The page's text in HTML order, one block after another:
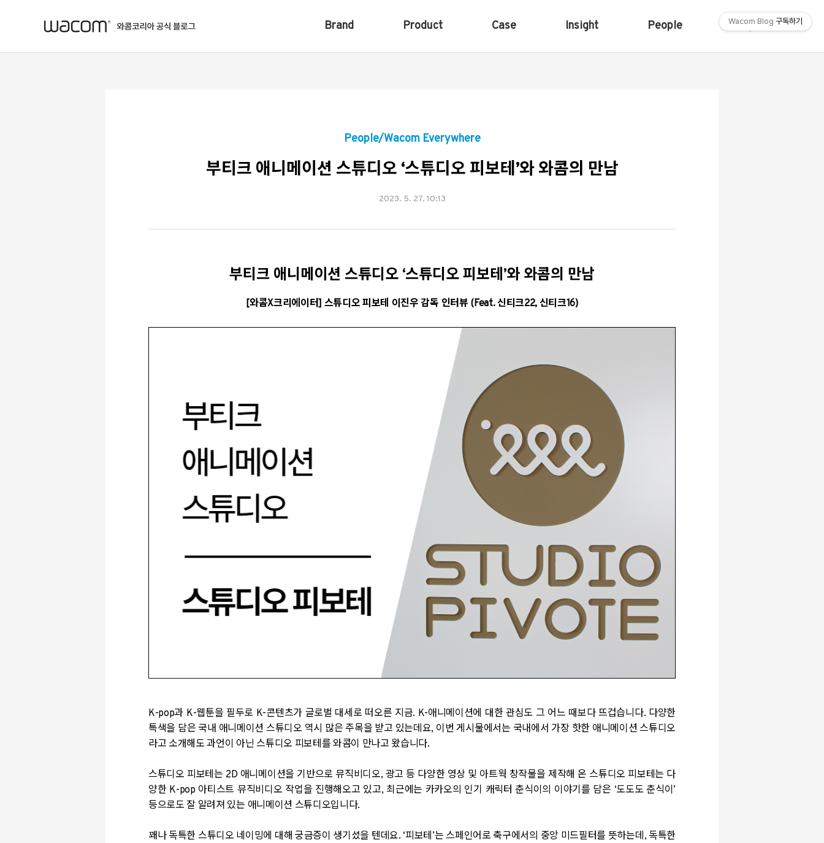
Brand Product Case Insight People Shop
People/Wacom Everywhere
부티크 애니메이션 스튜디오 ‘스튜디오 피보테’와 와콤의 만남
2023. 5. 27. 10:13
부티크 애니메이션 스튜디오 ‘스튜디오 피보테’와 와콤의 만남
[와콤X크리에이터] 스튜디오 피보테 이진우 감독 인터뷰 (Feat. 신티크22, 신티크16)
K-pop과 K-웹툰을 필두로 K-콘텐츠가 글로벌 대세로 떠오른 지금. K-애니메이션에 대한 관심도 그 어느 때보다 뜨겁습니다. 다양한
특색을 담은 국내 애니메이션 스튜디오 역시 많은 주목을 받고 있는데요, 이번 게시물에서는 국내에서 가장 핫한 애니메이션 스튜디오
라고 소개해도 과언이 아닌 스튜디오 피보테를 와콤이 만나고 왔습니다.
스튜디오 피보테는 2D 애니메이션을 기반으로 뮤직비디오, 광고 등 다양한 영상 및 아트웍 창작물을 제작해 온 스튜디오 피보테는 다
양한 K-pop 아티스트 뮤직비디오 작업을 진행해오고 있고, 최근에는 카카오의 인기 캐릭터 춘식이의 이야기를 담은 ‘도도도 춘식이’
등으로도 잘 알려져 있는 애니메이션 스튜디오입니다.
꽤나 독특한 스튜디오 네이밍에 대해 궁금증이 생기셨을 텐데요. ‘피보테’는 스페인어로 축구에서의 중앙 미드필터를 뜻하는데, 독특한
Wacom Blog 구독하기